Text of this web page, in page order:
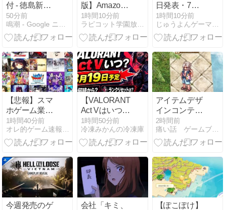
付 - 徳島新聞
デジタル
50分前
鳴潮 - Google ニュース
版】Amazon
ゲーム売上ラ
ンキング｜毎
日更新の最新
1時間10分前
ラピコット学園放送局
日発表・7日
審査開始のフ
ァッションチ
ェック「スケ
道化」金評価
装備
1時間10分前
じゅうよんゲーマー | 14ゲーマー
【悲報】スマ
ホゲーム業
界、サ終が相
次ぎガチで危
機的な状況
がこちら
1時間40分前
オレ的ゲーム速報＠刃
【VALORANT】
Act Vはいつか
ら？2026年8
月19日予定｜
日本時間・ラ
ト・アプデ時
間
1時間50分前
冷凍みかんの冷凍庫
アイテムデザ
インコンテス
ト募集開始で
す！
2時間前
痛い話 ゲームブログ
今週発売のゲ
会社「キミ、
【ぽこぽけ】